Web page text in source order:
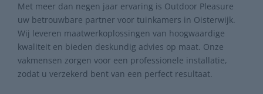
Met meer dan negen jaar ervaring is Outdoor Pleasure
uw betrouwbare partner voor tuinkamers in Oisterwijk.
Wij leveren maatwerkoplossingen van hoogwaardige
kwaliteit en bieden deskundig advies op maat. Onze
vakmensen zorgen voor een professionele installatie,
zodat u verzekerd bent van een perfect resultaat.